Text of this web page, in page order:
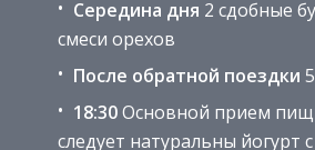
Середина дня 2 сдобные
смеси орехов
После обратной поездки
18:30Основной прием
следует натуральны йогурт